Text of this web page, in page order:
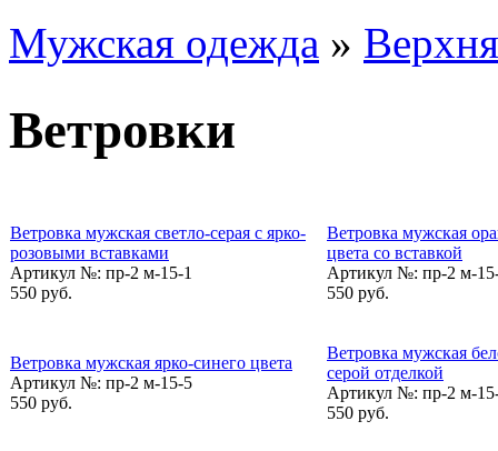
Мужская одежда »
Ветровки
Ветровка мужская светло-серая с ярко-
розовыми вставками
Артикул №: пр-2 м-15-1
550 руб.
Ветровка мужская
цвета со вставкой
Артикул №: пр-2 м-
550 руб.
Ветровка мужская ярко-синего цвета
Артикул №: пр-2 м-15-5
550 руб.
Ветровка мужская
серой отделкой
Артикул №: пр-2 м-
550 руб.